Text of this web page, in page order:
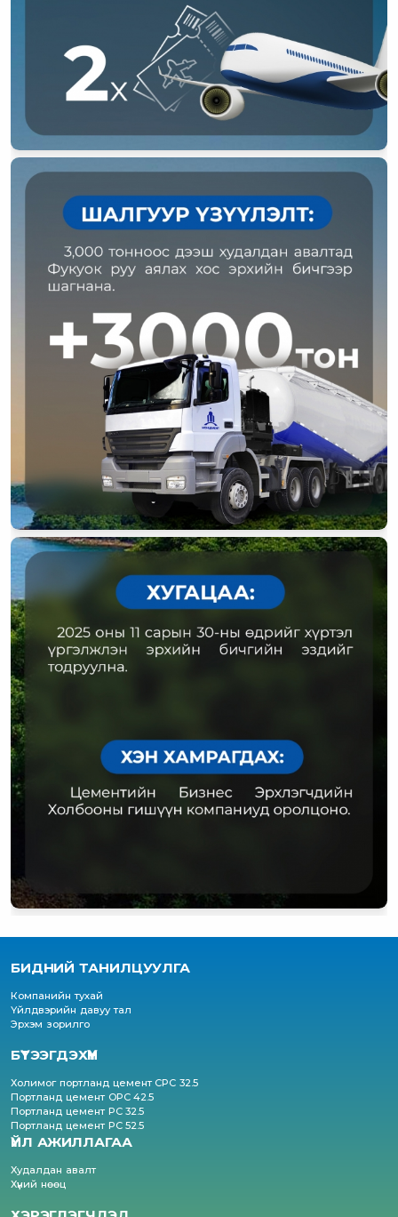
БИДНИЙ ТАНИЛЦУУЛГА
Компанийн тухай
Үйлдвэрийн давуу тал
Эрхэм зорилго
БҮТЭЭГДЭХҮҮН
Холимог портланд цемент CPC 32.5
Портланд цемент OPC 42.5
Портланд цемент PC 32.5
Портланд цемент PC 52.5
ҮЙЛ АЖИЛЛАГАА
Худалдан авалт
Хүний нөөц